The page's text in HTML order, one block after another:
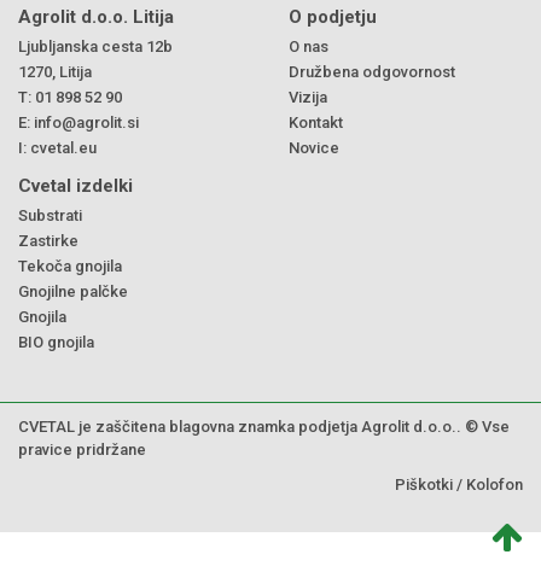
Agrolit d.o.o. Litija
Ljubljanska cesta 12b
1270, Litija
T: 01 898 52 90
E: info@agrolit.si
I: cvetal.eu
O podjetju
O nas
Družbena odgovornost
Vizija
Kontakt
Novice
Cvetal izdelki
Substrati
Zastirke
Tekoča gnojila
Gnojilne palčke
Gnojila
BIO gnojila
CVETAL je zaščitena blagovna znamka podjetja Agrolit d.o.o.. © Vse
pravice pridržane
Piškotki / Kolofon